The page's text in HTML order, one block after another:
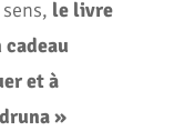
le livre
et à
»